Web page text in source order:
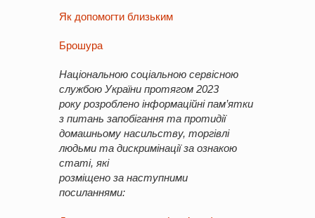
Як допомогти близьким
Брошура
Національною соціальною сервісною
службою України протягом 2023
року розроблено інформаційні пам’ятки
з питань запобігання та протидії
домашньому насильству, торгівлі
людьми та дискримінації за ознакою
статі, які
розміщено за наступними
посиланнями: